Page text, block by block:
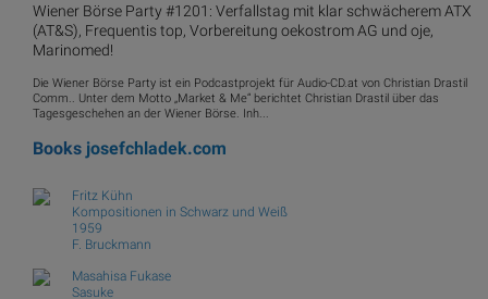
Wiener Börse Party #1201: Verfallstag mit klar schwächerem ATX
(AT&S), Frequentis top, Vorbereitung oekostrom AG und oje,
Marinomed!
Die Wiener Börse Party ist ein Podcastprojekt für Audio-CD.at von Christian Drastil
Comm.. Unter dem Motto „Market & Me“ berichtet Christian Drastil über das
Tagesgeschehen an der Wiener Börse. Inh...
Books josefchladek.com
Fritz Kühn
Kompositionen in Schwarz und Weiß
1959
F. Bruckmann
Masahisa Fukase
Sasuke